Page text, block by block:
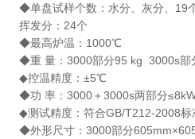
◆单盘试样个数：水分、灰分、 19
挥发分： 24个
◆最高炉温： 1000℃
◆重 量： 3000部分95 kg 3000s部
◆控温精度： ±5℃
◆功 率： 3000＋3000s两部分
◆测试精度：符合GB/T212-2008标
◆外形尺寸： 3000部分